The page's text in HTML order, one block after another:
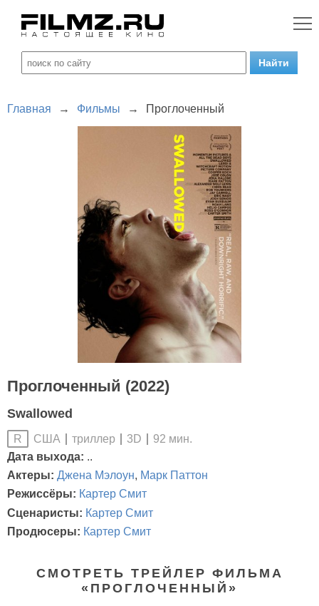
Главная → Фильмы → Проглоченный
Проглоченный (2022)
Swallowed
R США триллер 3D
92 мин.
Дата выхода: ..
Актеры: Джена Мэлоун, Марк Паттон
Режиссёры: Картер Смит
Сценаристы: Картер Смит
Продюсеры: Картер Смит
СМОТРЕТЬ ТРЕЙЛЕР ФИЛЬМА
«ПРОГЛОЧЕННЫЙ»